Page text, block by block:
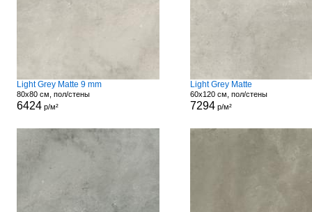
Light Grey Matte 9 mm
80x80 см, пол/стены
6424р/м²
Light Grey Matte
60x120 см, пол/стены
7294р/м²